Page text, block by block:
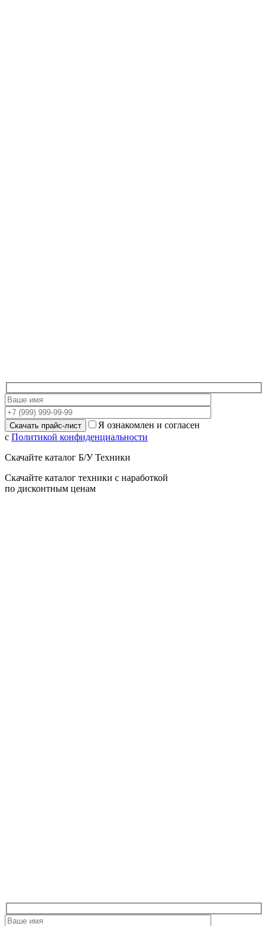
Я ознакомлен и согласен
с Политикой конфиденциальности
Скачайте каталог Б/У Техники
Скачайте каталог техники с наработкой
по дисконтным ценам